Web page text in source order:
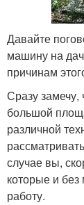
Давайте
машину на
причинам
Сразу замечу,
большой
различной
случае вы,
которые и без
работу.